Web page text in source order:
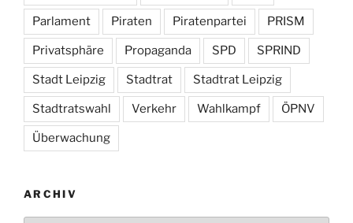
Parlament Piraten Piratenpartei PRISM
Privatsphäre Propaganda SPD SPRIND
Stadt Leipzig Stadtrat Stadtrat Leipzig
Stadtratswahl Verkehr Wahlkampf ÖPNV
Überwachung
ARCHIV